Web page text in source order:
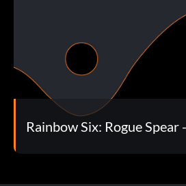
Rainbow Six: Rogue Spear